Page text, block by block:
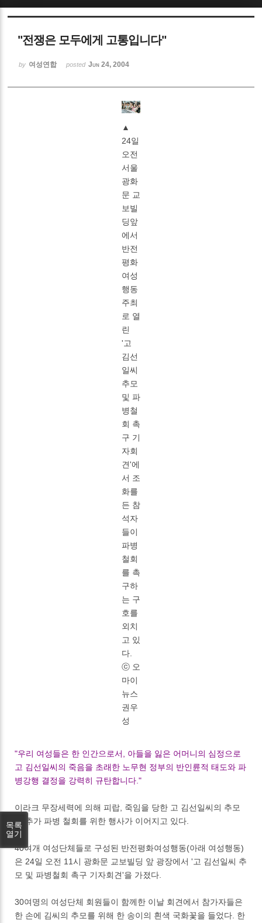
"전쟁은 모두에게 고통입니다"
by 여성연합 posted Jun 24, 2004
▲
24일
오전
서울
광화
문 교
보빌
딩앞
에서
반전
평화
여성
행동
주최
로 열
린
'고
김선
일씨
추모
및 파
병철
회 촉
구 기
자회
견'에
서 조
화를
든 참
석자
들이
파병
철회
를 촉
구하
는 구
호를
외치
고 있
다.
ⓒ 오
마이
뉴스
권우
성
"우리 여성들은 한 인간으로서, 아들을 잃은 어머니의 심정으로
고 김선일씨의 죽음을 초래한 노무현 정부의 반인륜적 태도와 파
병강행 결정을 강력히 규탄합니다."
이라크 무장세력에 의해 피랍, 죽임을 당한 고 김선일씨의 추모
및 추가 파병 철회를 위한 행사가 이어지고 있다.
40여개 여성단체들로 구성된 반전평화여성행동(아래 여성행동)
은 24일 오전 11시 광화문 교보빌딩 앞 광장에서 '고 김선일씨 추
모 및 파병철회 촉구 기자회견'을 가졌다.
30여명의 여성단체 회원들이 함께한 이날 회견에서 참가자들은
한 손에 김씨의 추모를 위해 한 송이의 흰색 국화꽃을 들었다. 한
목록
열기
Sketchbook5, 스케치북5
Sketchbook5, 스케치북5